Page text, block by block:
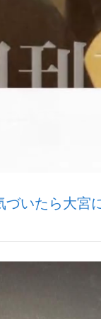
#高市早苗
づいたら大